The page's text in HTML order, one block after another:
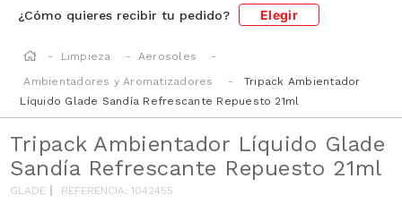
¿Cómo quieres recibir tu pedido? Elegir
Limpieza
Aerosoles
Ambientadores y Aromatizadores
Tripack Ambientador
Líquido Glade Sandía Refrescante Repuesto 21ml
Tripack Ambientador Líquido Glade
Sandía Refrescante Repuesto 21ml
GLADE REFERENCIA:1042455